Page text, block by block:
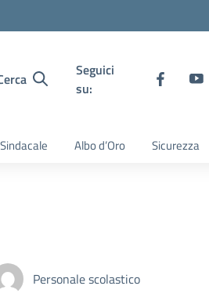
Seguici
su:
Albo d’Oro Sicurezza
Personale scolastico